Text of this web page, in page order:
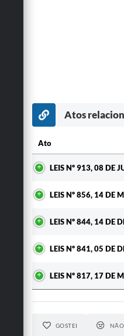
Atos
Ato
LEIS Nº 913, 08 DE
LEIS Nº 856, 14 DE
LEIS Nº 844, 14 DE
LEIS Nº 841, 05 DE
LEIS Nº 817, 17 DE
GOSTEI